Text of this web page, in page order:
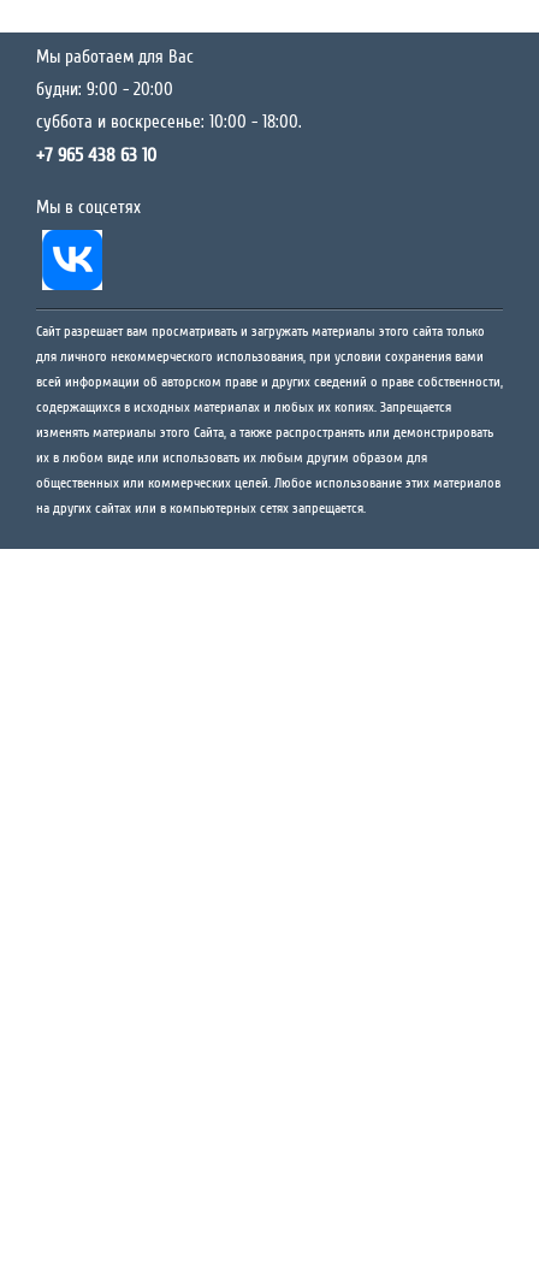
Мы работаем для Вас
будни: 9:00 - 20:00
суббота и воскресенье: 10:00 - 18:00.
+7 965 438 63 10
Мы в соцсетях
Сайт разрешает вам просматривать и загружать материалы этого сайта только
для личного некоммерческого использования, при условии сохранения вами
всей информации об авторском праве и других сведений о праве собственности,
содержащихся в исходных материалах и любых их копиях. Запрещается
изменять материалы этого Сайта, а также распространять или демонстрировать
их в любом виде или использовать их любым другим образом для
общественных или коммерческих целей. Любое использование этих материалов
на других сайтах или в компьютерных сетях запрещается.